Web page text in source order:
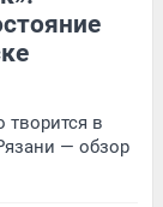
творится в
— обзор